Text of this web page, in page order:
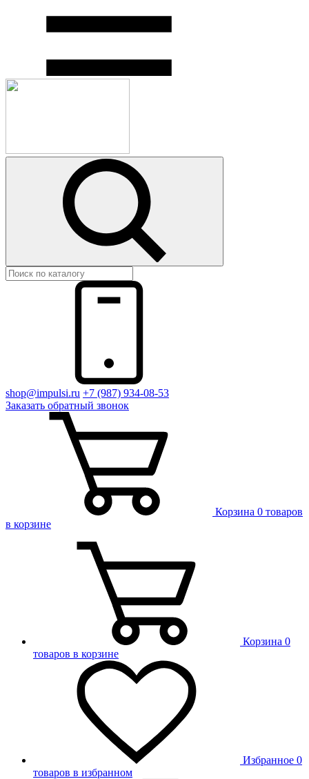
shop@impulsi.ru +7 (987) 934-08-53
Заказать обратный звонок
Корзина 0 товаров
в корзине
Корзина 0
товаров в корзине
Избранное 0
товаров в избранном